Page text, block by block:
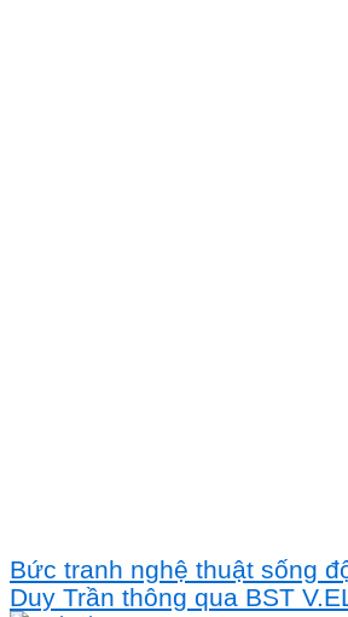
Bức tranh nghệ thuật sống
Duy Trần thông qua BST